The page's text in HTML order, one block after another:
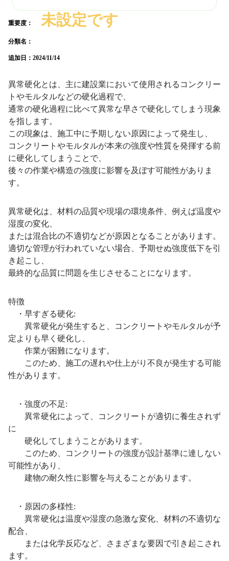
重要度： 未設定です
分類名：
追加日： 2024/11/14
異常硬化とは、主に建設業において使用されるコンクリー
トやモルタルなどの硬化過程で、
通常の硬化過程に比べて異常な早さで硬化してしまう現象
を指します。
この現象は、施工中に予期しない原因によって発生し、
コンクリートやモルタルが本来の強度や性質を発揮する前
に硬化してしまうことで、
後々の作業や構造の強度に影響を及ぼす可能性がありま
す。
異常硬化は、材料の品質や現場の環境条件、例えば温度や
湿度の変化、
または混合比の不適切などが原因となることがあります。
適切な管理が行われていない場合、予期せぬ強度低下を引
き起こし、
最終的な品質に問題を生じさせることになります。
特徴
・早すぎる硬化:
異常硬化が発生すると、コンクリートやモルタルが予
定よりも早く硬化し、
作業が困難になります。
このため、施工の遅れや仕上がり不良が発生する可能
性があります。
・強度の不足:
異常硬化によって、コンクリートが適切に養生されず
に
硬化してしまうことがあります。
このため、コンクリートの強度が設計基準に達しない
可能性があり、
建物の耐久性に影響を与えることがあります。
・原因の多様性:
異常硬化は温度や湿度の急激な変化、材料の不適切な
配合、
または化学反応など、さまざまな要因で引き起こされ
ます。